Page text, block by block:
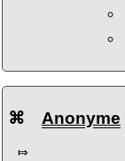
⌘ Anonyme
⤇